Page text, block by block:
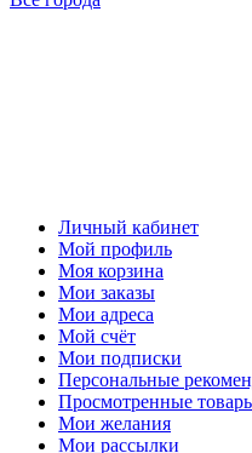
Личный кабинет
Мой профиль
Моя корзина
Мои заказы
Мои адреса
Мой счёт
Мои подписки
Персональные
Просмотренные
Мои желания
Мои рассылки